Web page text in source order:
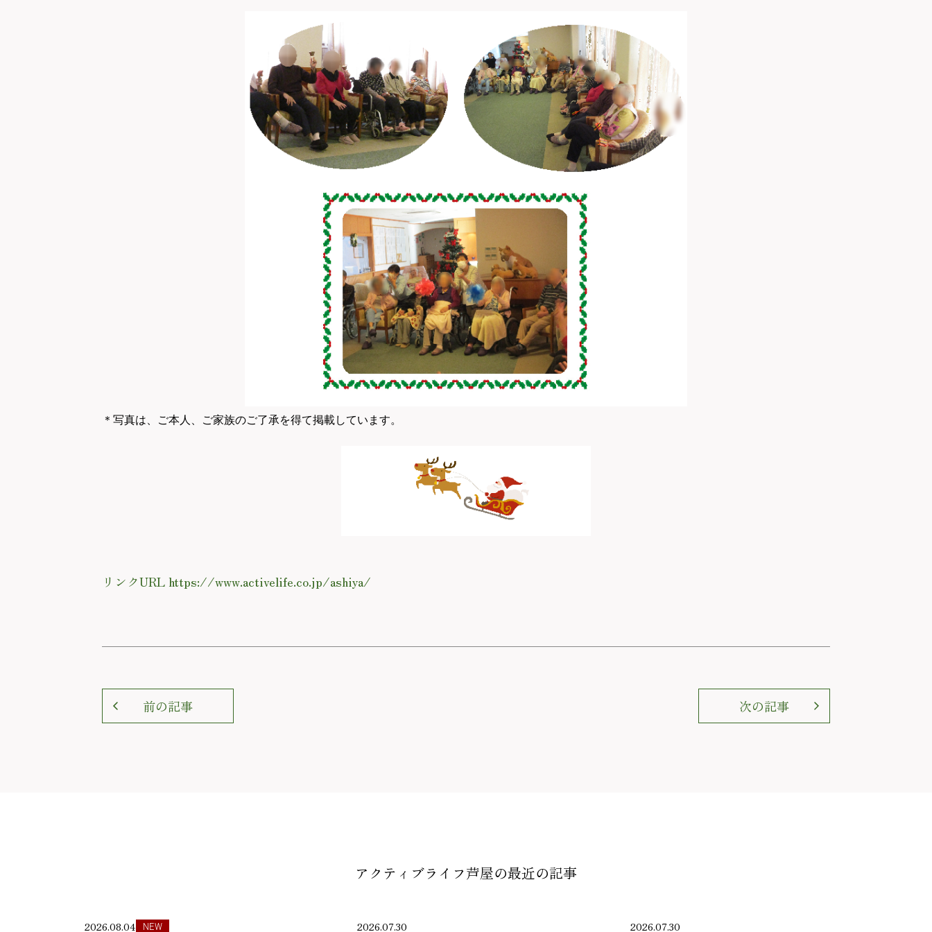
＊写真は、ご本人、ご家族のご了承を得て掲載しています。
リンクURL https://www.activelife.co.jp/ashiya/
前の記事 次の記事
アクティブライフ芦屋の最近の記事
2026.08.04 NEW 2026.07.30 2026.07.30